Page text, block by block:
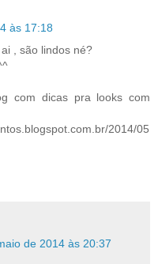
às 17:18
, são lindos né?
com dicas pra looks com
2014/05
de 2014 às 20:37